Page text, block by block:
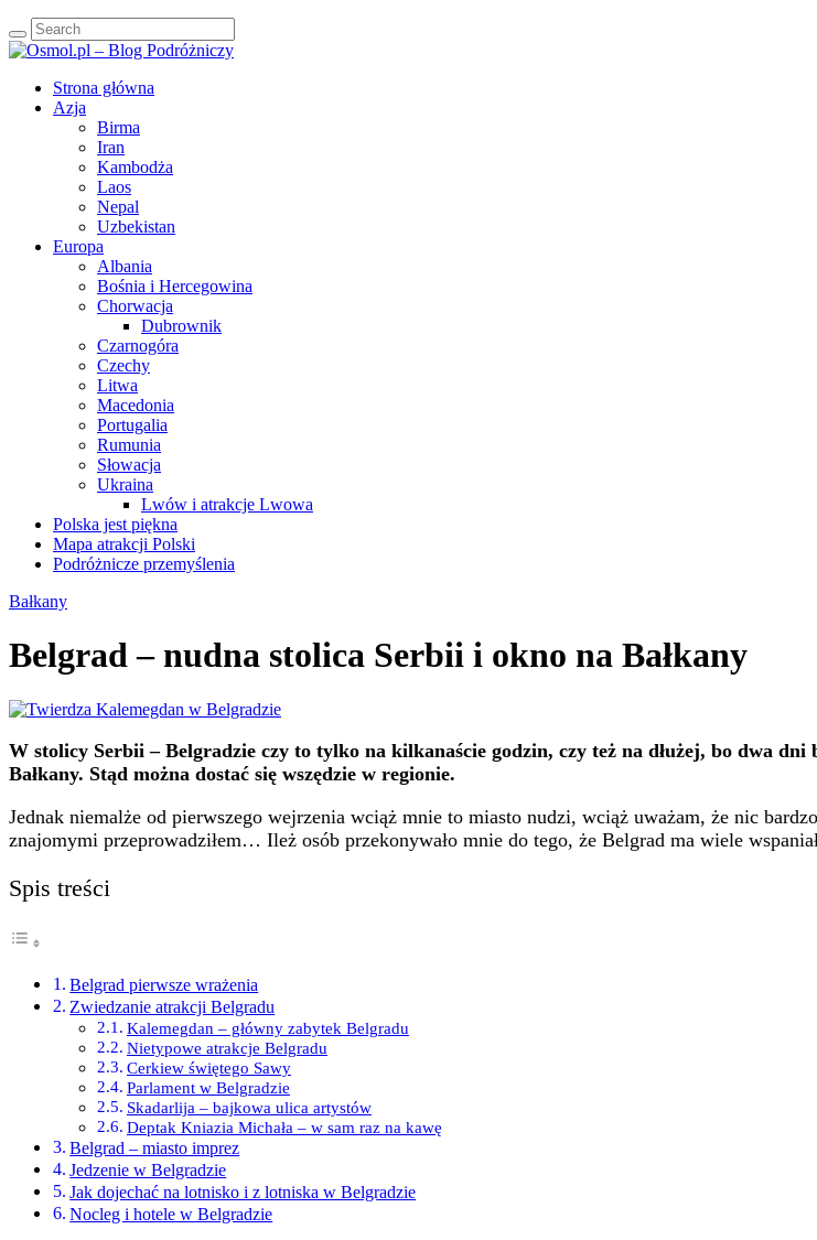
Strona główna
Azja
Birma
Iran
Kambodża
Laos
Nepal
Uzbekistan
Europa
Albania
Bośnia i Hercegowina
Chorwacja
Dubrownik
Czarnogóra
Czechy
Litwa
Macedonia
Portugalia
Rumunia
Słowacja
Ukraina
Lwów i atrakcje Lwowa
Polska jest piękna
Mapa atrakcji Polski
Podróżnicze przemyślenia
Bałkany
Belgrad – nudna stolica Serbii i okno na Bałkany
W stolicy Serbii – Belgradzie czy to tylko na kilkanaście godzin, czy też na dłużej, bo dwa
Bałkany. Stąd można dostać się wszędzie w regionie.
Jednak niemalże od pierwszego wejrzenia wciąż mnie to miasto nudzi, wciąż uważam, że nic
znajomymi przeprowadziłem… Ileż osób przekonywało mnie do tego, że Belgrad ma wiele
Spis treści
Belgrad pierwsze wrażenia
Zwiedzanie atrakcji Belgradu
Kalemegdan – główny zabytek Belgradu
Nietypowe atrakcje Belgradu
Cerkiew świętego Sawy
Parlament w Belgradzie
Skadarlija – bajkowa ulica artystów
Deptak Kniazia Michała – w sam raz na kawę
Belgrad – miasto imprez
Jedzenie w Belgradzie
Jak dojechać na lotnisko i z lotniska w Belgradzie
Nocleg i hotele w Belgradzie